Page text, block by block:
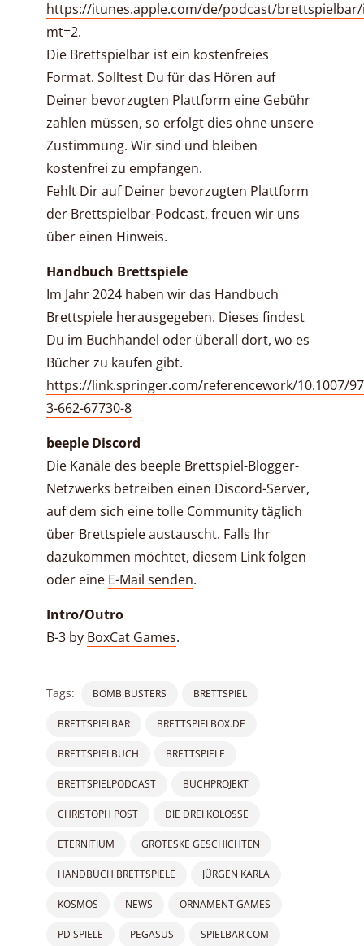
https://itunes.apple.com/de/podcast/brettspielbar/
mt=2.
Die Brettspielbar ist ein kostenfreies
Format. Solltest Du für das Hören auf
Deiner bevorzugten Plattform eine Gebühr
zahlen müssen, so erfolgt dies ohne unsere
Zustimmung. Wir sind und bleiben
kostenfrei zu empfangen.
Fehlt Dir auf Deiner bevorzugten Plattform
der Brettspielbar-Podcast, freuen wir uns
über einen Hinweis.
Handbuch Brettspiele
Im Jahr 2024 haben wir das Handbuch
Brettspiele herausgegeben. Dieses findest
Du im Buchhandel oder überall dort, wo es
Bücher zu kaufen gibt.
https://link.springer.com/referencework/10.1007/
3-662-67730-8
beeple Discord
Die Kanäle des beeple Brettspiel-Blogger-
Netzwerks betreiben einen Discord-Server,
auf dem sich eine tolle Community täglich
über Brettspiele austauscht. Falls Ihr
dazukommen möchtet, diesem Link folgen
oder eine E-Mail senden.
Intro/Outro
B-3 by BoxCat Games.
Tags: BOMB BUSTERS BRETTSPIEL
BRETTSPIELBAR BRETTSPIELBOX.DE
BRETTSPIELBUCH BRETTSPIELE
BRETTSPIELPODCAST BUCHPROJEKT
CHRISTOPH POST DIE DREI KOLOSSE
ETERNITIUM GROTESKE GESCHICHTEN
HANDBUCH BRETTSPIELE JÜRGEN KARLA
KOSMOS NEWS ORNAMENT GAMES
PD SPIELE PEGASUS SPIELBAR.COM